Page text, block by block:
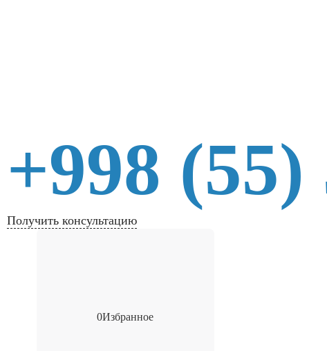
+998
Получить консультацию
0Избранное